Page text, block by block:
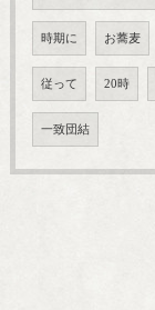
時期に お蕎麦
従って 20時
一致団結